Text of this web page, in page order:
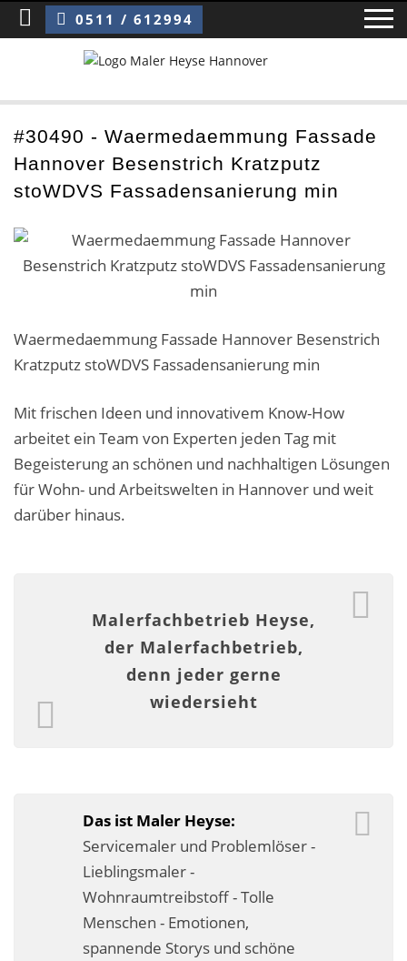
Sie sind hier:Waermedaemmung Fassade Hannover Besenstrich Kratzputz stoWDVS Fassadensanierung min
0511 / 612994
Home
Blog
Über uns
Mitarbeiter / Das Team
Referenzen und Kundenbewertungen
Malerarbeiten in der Region
Stellenangebote: Maler-Facharbeiter gesucht
Stellenangebot: Backoffice Manager/in
Betonoptik
Bodenbeläge & Designböden
Business Feng-Shui
Fassadensanierung
Fugenlos
Malerarbeiten
#30490 - Waermedaemmung Fassade
Hannover Besenstrich Kratzputz
stoWDVS Fassadensanierung min
Waermedaemmung Fassade Hannover Besenstrich
Kratzputz stoWDVS Fassadensanierung min
Mit frischen Ideen und innovativem Know-How
arbeitet ein Team von Experten jeden Tag mit
Begeisterung an schönen und nachhaltigen Lösungen
für Wohn- und Arbeitswelten in Hannover und weit
darüber hinaus.
Malerfachbetrieb Heyse,
der Malerfachbetrieb,
denn jeder gerne
wiedersieht
Das ist Maler Heyse:
Servicemaler und Problemlöser -
Lieblingsmaler -
Wohnraumtreibstoff - Tolle
Menschen - Emotionen,
spannende Storys und schöne